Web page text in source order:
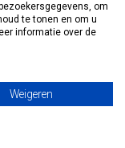
om
te tonen en om u
informatie over de
Weigeren